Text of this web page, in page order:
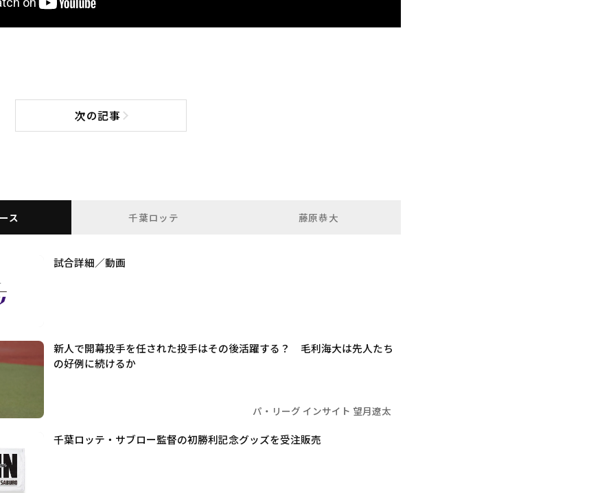
次の記事次の記事へ
ス 千葉ロッテ 藤原恭大
試合詳細／動画
新人で開幕投手を任された投手はその後活躍する？ 毛利海大は先人たち
の好例に続けるか
パ・リーグ インサイト 望月遼太
千葉ロッテ・サブロー監督の初勝利記念グッズを受注販売